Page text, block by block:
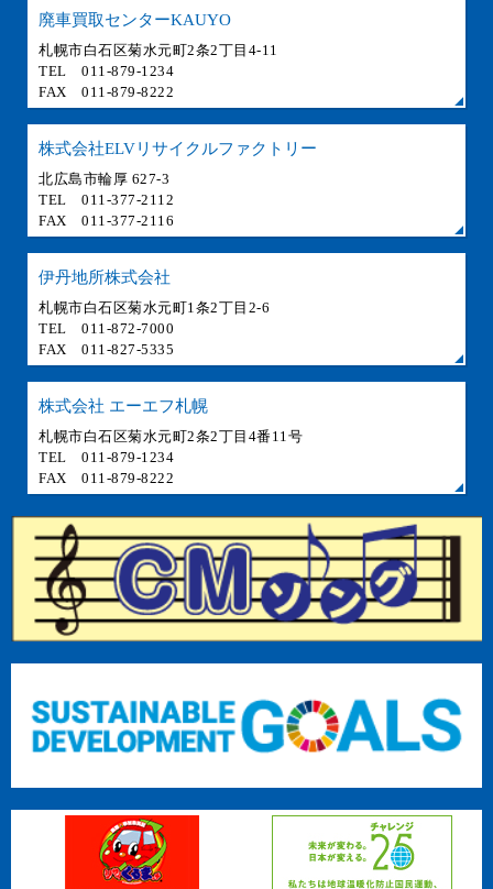
廃車買取センターKAUYO
札幌市白石区菊水元町2条2丁目4-11
TEL 011-879-1234
FAX 011-879-8222
株式会社ELVリサイクルファクトリー
北広島市輪厚 627-3
TEL 011-377-2112
FAX 011-377-2116
伊丹地所株式会社
札幌市白石区菊水元町1条2丁目2-6
TEL 011-872-7000
FAX 011-827-5335
株式会社 エーエフ札幌
札幌市白石区菊水元町2条2丁目4番11号
TEL 011-879-1234
FAX 011-879-8222